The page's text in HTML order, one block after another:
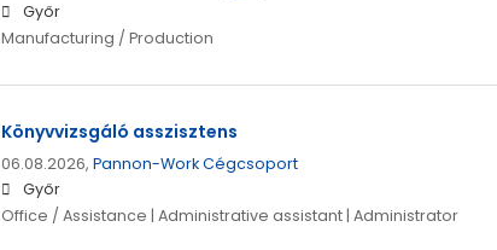
Győr
Manufacturing / Production
Könyvvizsgáló asszisztens
06.08.2026, Pannon-Work Cégcsoport
Győr
Office / Assistance | Administrative assistant | Administrator